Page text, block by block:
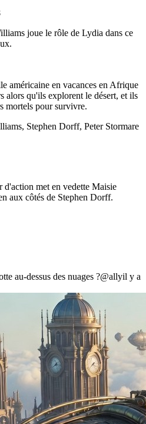
joue le rôle de Lydia dans ce
américaine en vacances en Afrique
alors qu'ils explorent le désert, et ils
mortels pour survivre.
Stephen Dorff, Peter Stormare
met en vedette Maisie
aux côtés de Stephen Dorff.
au-dessus des nuages ?@allyil y a